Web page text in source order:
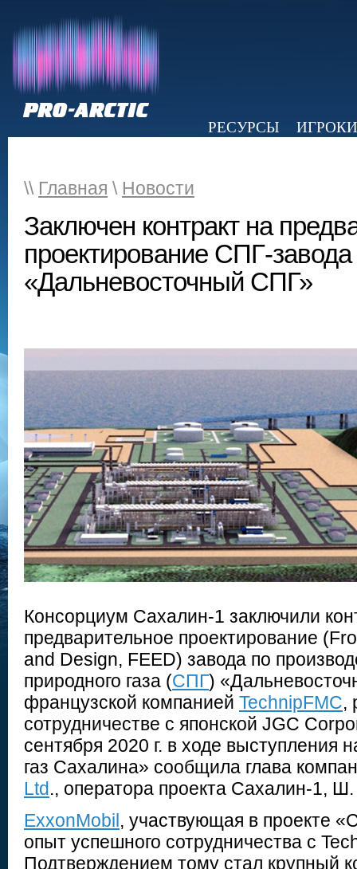
РЕСУРСЫ
ИГРОКИ
\\ Главная \ Новости
Заключен контракт на
проектирование СПГ-завода
«Дальневосточный СПГ»
Консорциум Сахалин-1 заключили
предварительное проектирование
and Design, FEED) завода по
природного газа (СПГ)
французской компанией TechnipFMC,
сотрудничестве с японской JGC
сентября 2020 г. в ходе
газ Сахалина» сообщила глава
Ltd., оператора проекта Сахалин-1,
ExxonMobil, участвующая в проекте
опыт успешного сотрудничества с
Подтверждением тому стал крупный